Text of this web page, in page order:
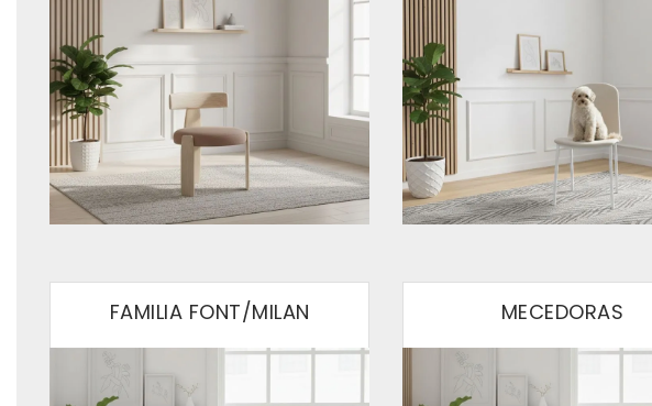
FAMILIA FONT/MILAN MECEDORAS